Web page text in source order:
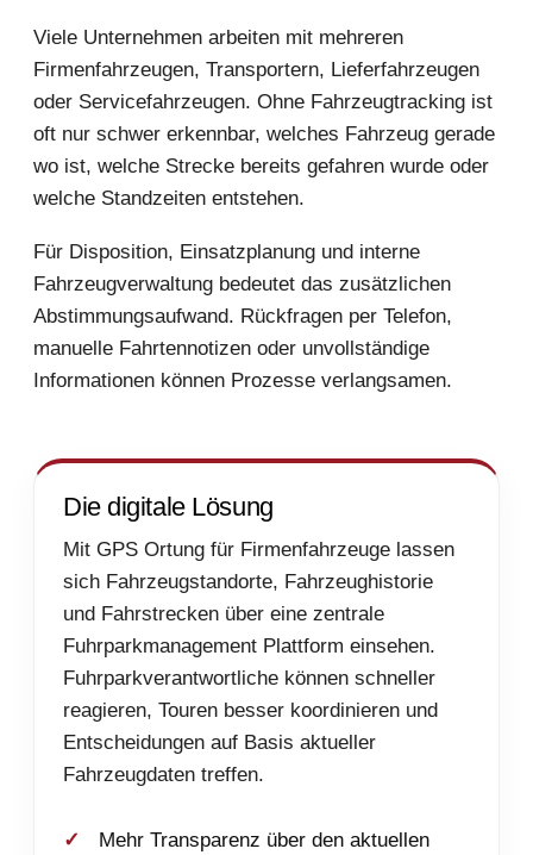
Viele Unternehmen arbeiten mit mehreren
Firmenfahrzeugen, Transportern, Lieferfahrzeugen
oder Servicefahrzeugen. Ohne Fahrzeugtracking ist
oft nur schwer erkennbar, welches Fahrzeug gerade
wo ist, welche Strecke bereits gefahren wurde oder
welche Standzeiten entstehen.
Für Disposition, Einsatzplanung und interne
Fahrzeugverwaltung bedeutet das zusätzlichen
Abstimmungsaufwand. Rückfragen per Telefon,
manuelle Fahrtennotizen oder unvollständige
Informationen können Prozesse verlangsamen.
Die digitale Lösung
Mit GPS Ortung für Firmenfahrzeuge lassen
sich Fahrzeugstandorte, Fahrzeughistorie
und Fahrstrecken über eine zentrale
Fuhrparkmanagement Plattform einsehen.
Fuhrparkverantwortliche können schneller
reagieren, Touren besser koordinieren und
Entscheidungen auf Basis aktueller
Fahrzeugdaten treffen.
Mehr Transparenz über den aktuellen